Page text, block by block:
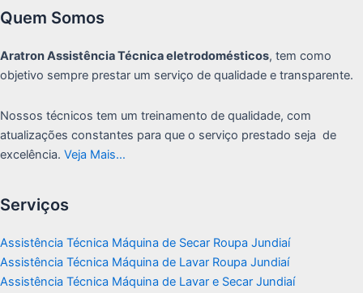
Quem Somos
Aratron Assistência Técnica eletrodomésticos, tem como
objetivo sempre prestar um serviço de qualidade e transparente.
Nossos técnicos tem um treinamento de qualidade, com
atualizações constantes para que o serviço prestado seja de
excelência. Veja Mais…
Serviços
Assistência Técnica Máquina de Secar Roupa Jundiaí
Assistência Técnica Máquina de Lavar Roupa Jundiaí
Assistência Técnica Máquina de Lavar e Secar Jundiaí